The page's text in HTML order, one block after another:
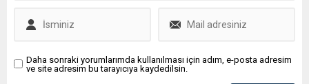
Daha sonraki yorumlarımda kullanılması için adım, e-posta adresim
ve site adresim bu tarayıcıya kaydedilsin.